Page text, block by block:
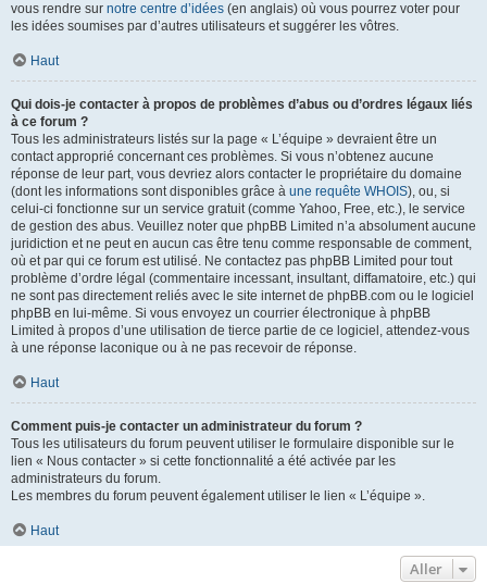
vous rendre sur notre centre d’idées (en anglais) où vous pourrez voter pour
les idées soumises par d’autres utilisateurs et suggérer les vôtres.
Haut
Qui dois-je contacter à propos de problèmes d’abus ou d’ordres légaux liés
à ce forum ?
Tous les administrateurs listés sur la page « L’équipe » devraient être un
contact approprié concernant ces problèmes. Si vous n’obtenez aucune
réponse de leur part, vous devriez alors contacter le propriétaire du domaine
(dont les informations sont disponibles grâce à une requête WHOIS), ou, si
celui-ci fonctionne sur un service gratuit (comme Yahoo, Free, etc.), le service
de gestion des abus. Veuillez noter que phpBB Limited n’a absolument aucune
juridiction et ne peut en aucun cas être tenu comme responsable de comment,
où et par qui ce forum est utilisé. Ne contactez pas phpBB Limited pour tout
problème d’ordre légal (commentaire incessant, insultant, diffamatoire, etc.) qui
ne sont pas directement reliés avec le site internet de phpBB.com ou le logiciel
phpBB en lui-même. Si vous envoyez un courrier électronique à phpBB
Limited à propos d’une utilisation de tierce partie de ce logiciel, attendez-vous
à une réponse laconique ou à ne pas recevoir de réponse.
Haut
Comment puis-je contacter un administrateur du forum ?
Tous les utilisateurs du forum peuvent utiliser le formulaire disponible sur le
lien « Nous contacter » si cette fonctionnalité a été activée par les
administrateurs du forum.
Les membres du forum peuvent également utiliser le lien « L’équipe ».
Haut
Aller